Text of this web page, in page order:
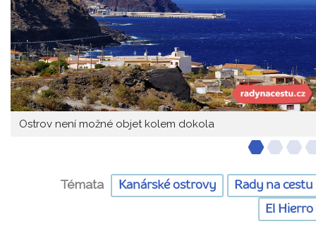
Ostrov není možné objet kolem dokola
Témata Kanárské ostrovy
Rady na cestu
El Hierro